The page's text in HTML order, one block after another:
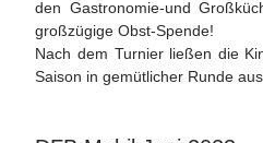
den Gastronomie-und
großzügige Obst-Spende!
Nach dem Turnier ließen die
Saison in gemütlicher Runde